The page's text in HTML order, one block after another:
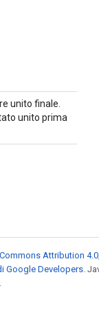
unito finale.
unito prima
Attribution 4.0
Google Developers .